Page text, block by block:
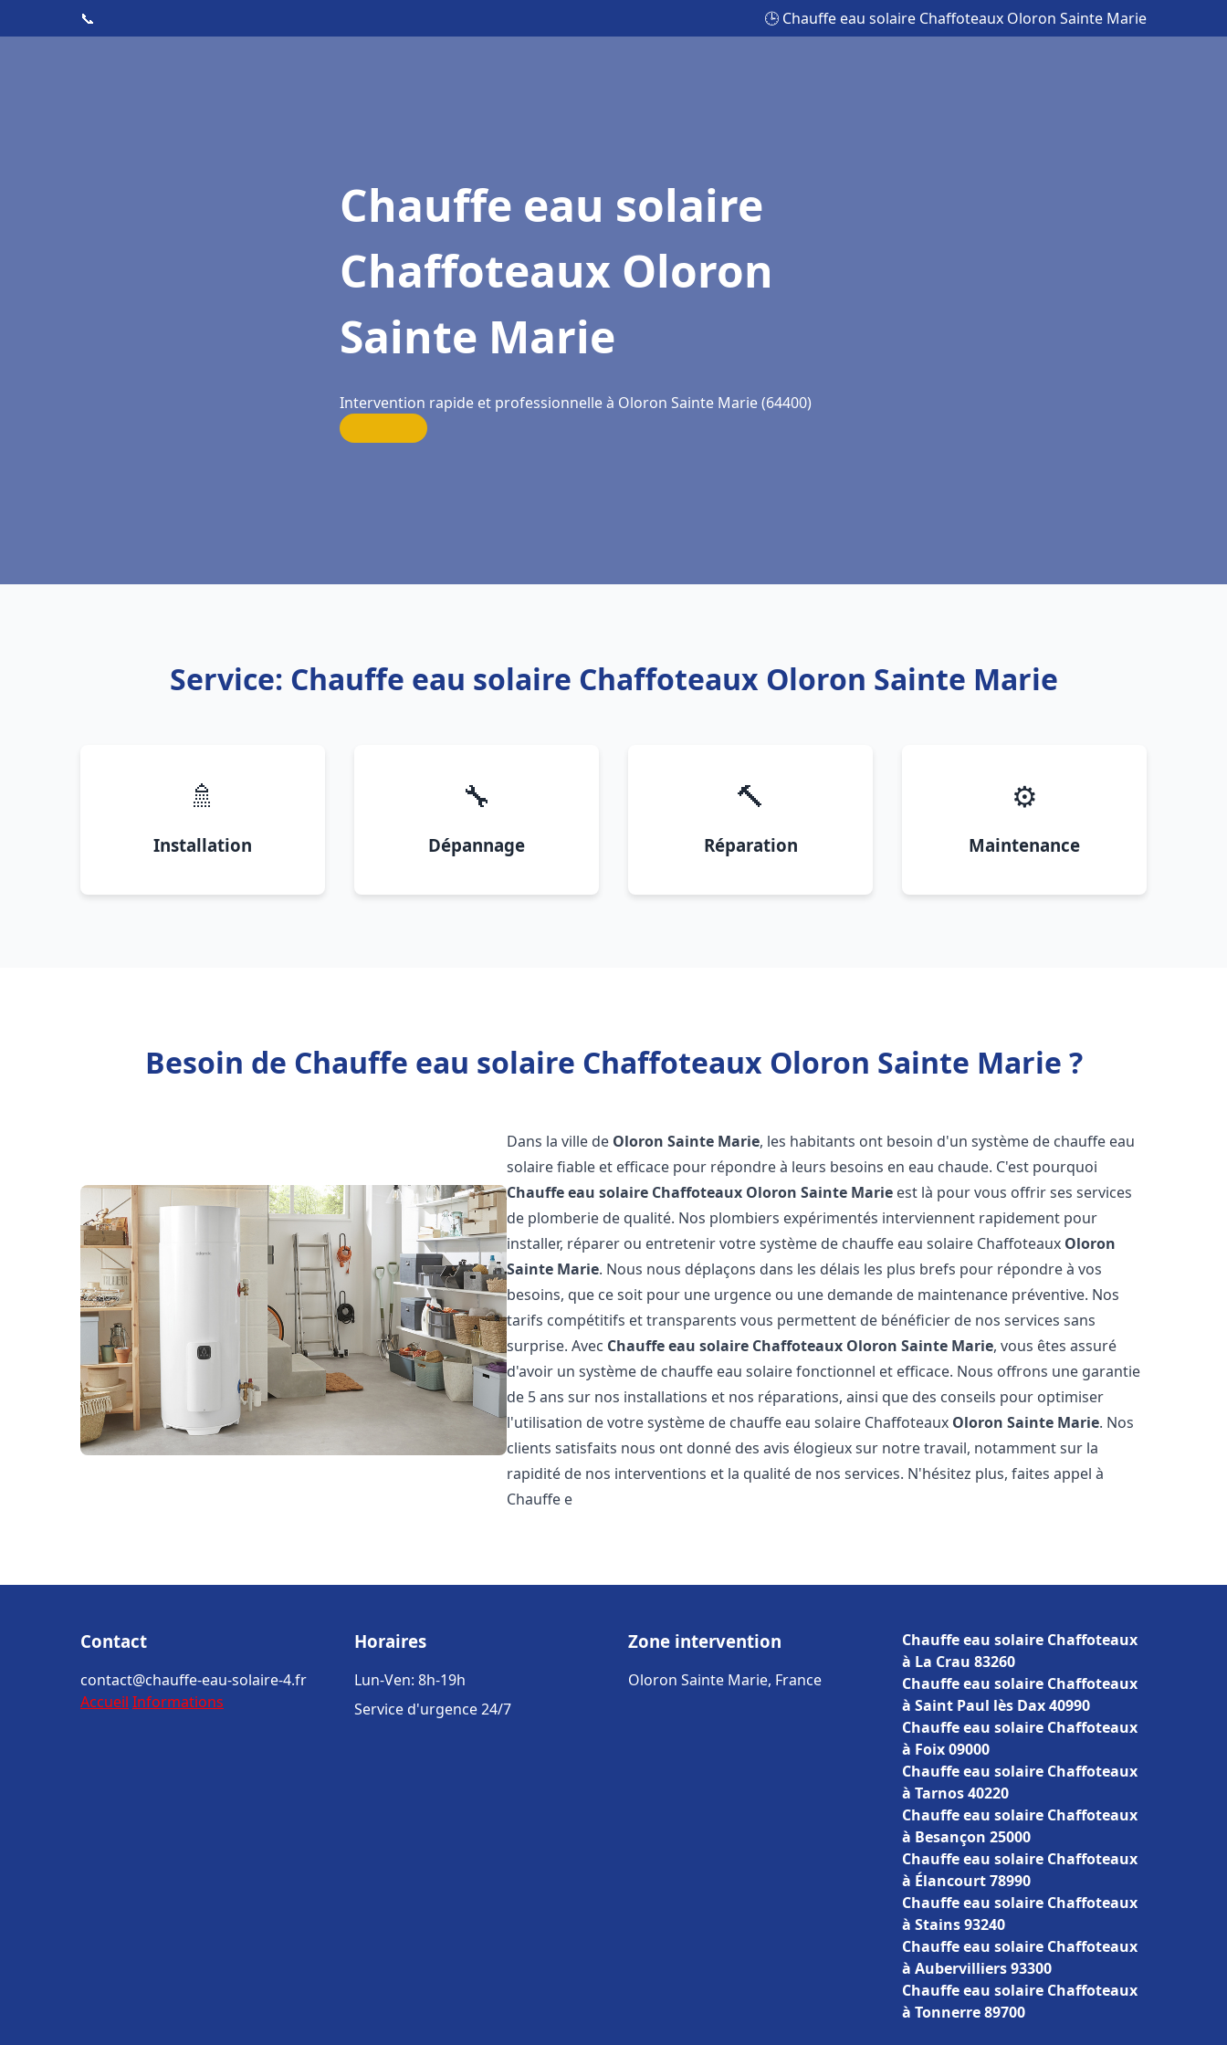
📞 🕒 Chauffe eau solaire Chaffoteaux Oloron Sainte Marie
Chauffe eau solaire
Chaffoteaux Oloron
Sainte Marie
Intervention rapide et professionnelle à Oloron Sainte Marie (64400)
Service: Chauffe eau solaire Chaffoteaux Oloron Sainte Marie
🚿
Installation
🔧
Dépannage
🔨
Réparation
⚙️
Maintenance
Besoin de Chauffe eau solaire Chaffoteaux Oloron Sainte Marie ?
Dans la ville de Oloron Sainte Marie, les habitants ont besoin d'un système de chauffe eau
solaire fiable et efficace pour répondre à leurs besoins en eau chaude. C'est pourquoi
Chauffe eau solaire Chaffoteaux Oloron Sainte Marie est là pour vous offrir ses services
de plomberie de qualité. Nos plombiers expérimentés interviennent rapidement pour
installer, réparer ou entretenir votre système de chauffe eau solaire Chaffoteaux Oloron
Sainte Marie. Nous nous déplaçons dans les délais les plus brefs pour répondre à vos
besoins, que ce soit pour une urgence ou une demande de maintenance préventive. Nos
tarifs compétitifs et transparents vous permettent de bénéficier de nos services sans
surprise. Avec Chauffe eau solaire Chaffoteaux Oloron Sainte Marie, vous êtes assuré
d'avoir un système de chauffe eau solaire fonctionnel et efficace. Nous offrons une garantie
de 5 ans sur nos installations et nos réparations, ainsi que des conseils pour optimiser
l'utilisation de votre système de chauffe eau solaire Chaffoteaux Oloron Sainte Marie. Nos
clients satisfaits nous ont donné des avis élogieux sur notre travail, notamment sur la
rapidité de nos interventions et la qualité de nos services. N'hésitez plus, faites appel à
Chauffe e
Contact
contact@chauffe-eau-solaire-4.fr
Accueil Informations
Horaires
Lun-Ven: 8h-19h
Service d'urgence 24/7
Zone intervention
Oloron Sainte Marie, France
Chauffe eau solaire Chaffoteaux
à La Crau 83260
Chauffe eau solaire Chaffoteaux
à Saint Paul lès Dax 40990
Chauffe eau solaire Chaffoteaux
à Foix 09000
Chauffe eau solaire Chaffoteaux
à Tarnos 40220
Chauffe eau solaire Chaffoteaux
à Besançon 25000
Chauffe eau solaire Chaffoteaux
à Élancourt 78990
Chauffe eau solaire Chaffoteaux
à Stains 93240
Chauffe eau solaire Chaffoteaux
à Aubervilliers 93300
Chauffe eau solaire Chaffoteaux
à Tonnerre 89700